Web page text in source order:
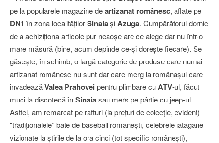
pe la popularele magazine deartizanat românesc, aflate pe
DN1 în zona localităţilorSinaiaşiAzuga. Cumpărătorul dornic
de a achiziţiona articole pur neaoşe are ce alege dar nu într-o
mare măsură (bine, acum depinde ce-şi doreşte fiecare). Se
găseşte, în schimb, o largă categorie de produse care numai
artizanat românesc nu sunt dar care merg la românaşul care
invadeazăValea Prahovei pentru plimbare cuATV-ul, făcut
muci la discotecă înSinaiasau mers pe pârtie cu jeep-ul.
Astfel, am remarcat pe rafturi (la preţuri de colecţie, evident)
“tradiţionalele” bâte de baseball româneşti, celebrele iatagane
vizionate la ştirile de la ora cinci (tot specific româneşti),